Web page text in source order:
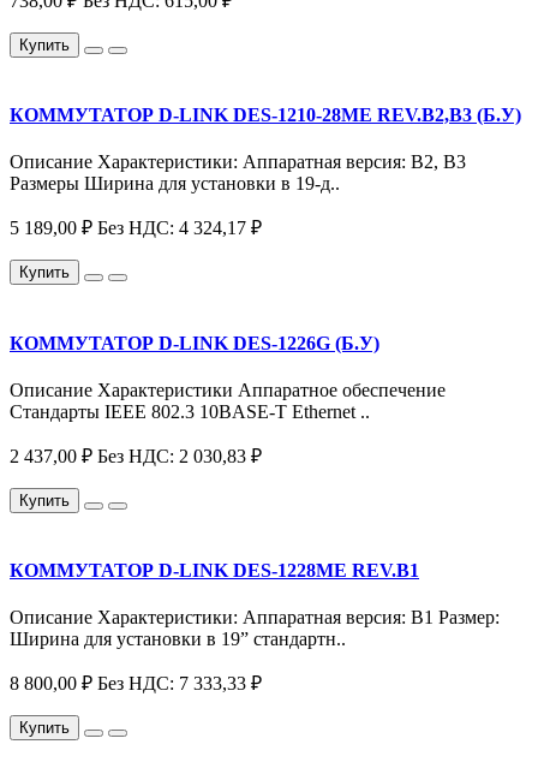
Купить
КОММУТАТОР D-LINK DES-1210-28ME REV.B2,B3 (Б.У)
Описание Характеристики: Аппаратная версия: B2, B3
Размеры Ширина для установки в 19-д..
5 189,00 ₽ Без НДС: 4 324,17 ₽
Купить
КОММУТАТОР D-LINK DES-1226G (Б.У)
Описание Характеристики Аппаратное обеспечение
Стандарты IEEE 802.3 10BASE-T Ethernet ..
2 437,00 ₽ Без НДС: 2 030,83 ₽
Купить
КОММУТАТОР D-LINK DES-1228ME REV.B1
Описание Характеристики: Аппаратная версия: B1 Размер:
Ширина для установки в 19” стандартн..
8 800,00 ₽ Без НДС: 7 333,33 ₽
Купить